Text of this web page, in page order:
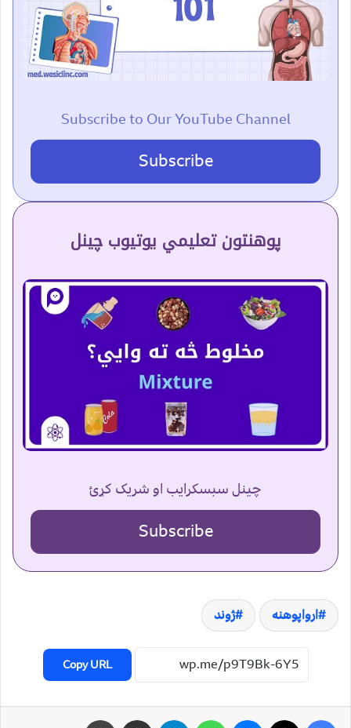
Subscribe to Our YouTube Channel
Subscribe
پوهنتون تعلیمي یوتیوب چینل
چینل سبسکرایب او شریک کړئ
Subscribe
ارواپوهنه ژوند
Copy URL